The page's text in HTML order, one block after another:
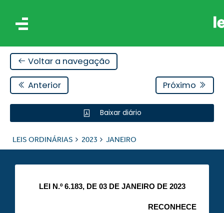
Voltar a navegação
Anterior Próximo
Baixar diário
LEIS ORDINÁRIAS 2023 JANEIRO
LEI N.º 6.183, DE 03 DE JANEIRO DE 2023
RECONHECE